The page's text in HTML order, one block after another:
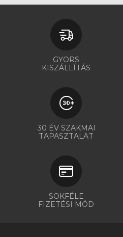
GYORS
KISZÁLLÍTÁS
30 ÉV SZAKMAI
TAPASZTALAT
SOKFÉLE
FIZETÉSI MÓD